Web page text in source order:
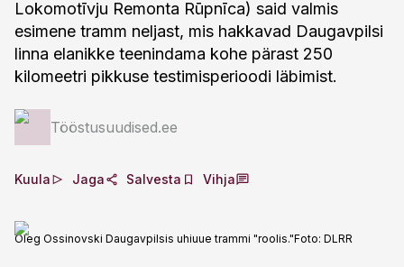
Lokomotīvju Remonta Rūpnīca) said valmis
esimene tramm neljast, mis hakkavad Daugavpilsi
linna elanikke teenindama kohe pärast 250
kilomeetri pikkuse testimisperioodi läbimist.
Tööstusuudised.ee
Kuula Jaga Salvesta Vihja
Oleg Ossinovski Daugavpilsis uhiuue trammi "roolis."Foto: DLRR